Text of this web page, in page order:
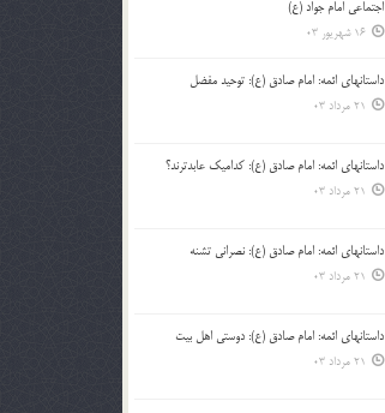
اجتماعی امام جواد (ع)
16 شهریور 03
داستانهای ائمه: امام صادق (ع): توحید مفضل
21 مرداد 03
داستانهای ائمه: امام صادق (ع): کدامیک عابدترند؟
21 مرداد 03
داستانهای ائمه: امام صادق (ع): نصرانی تشنه
21 مرداد 03
داستانهای ائمه: امام صادق (ع): دوستی اهل بیت
21 مرداد 03